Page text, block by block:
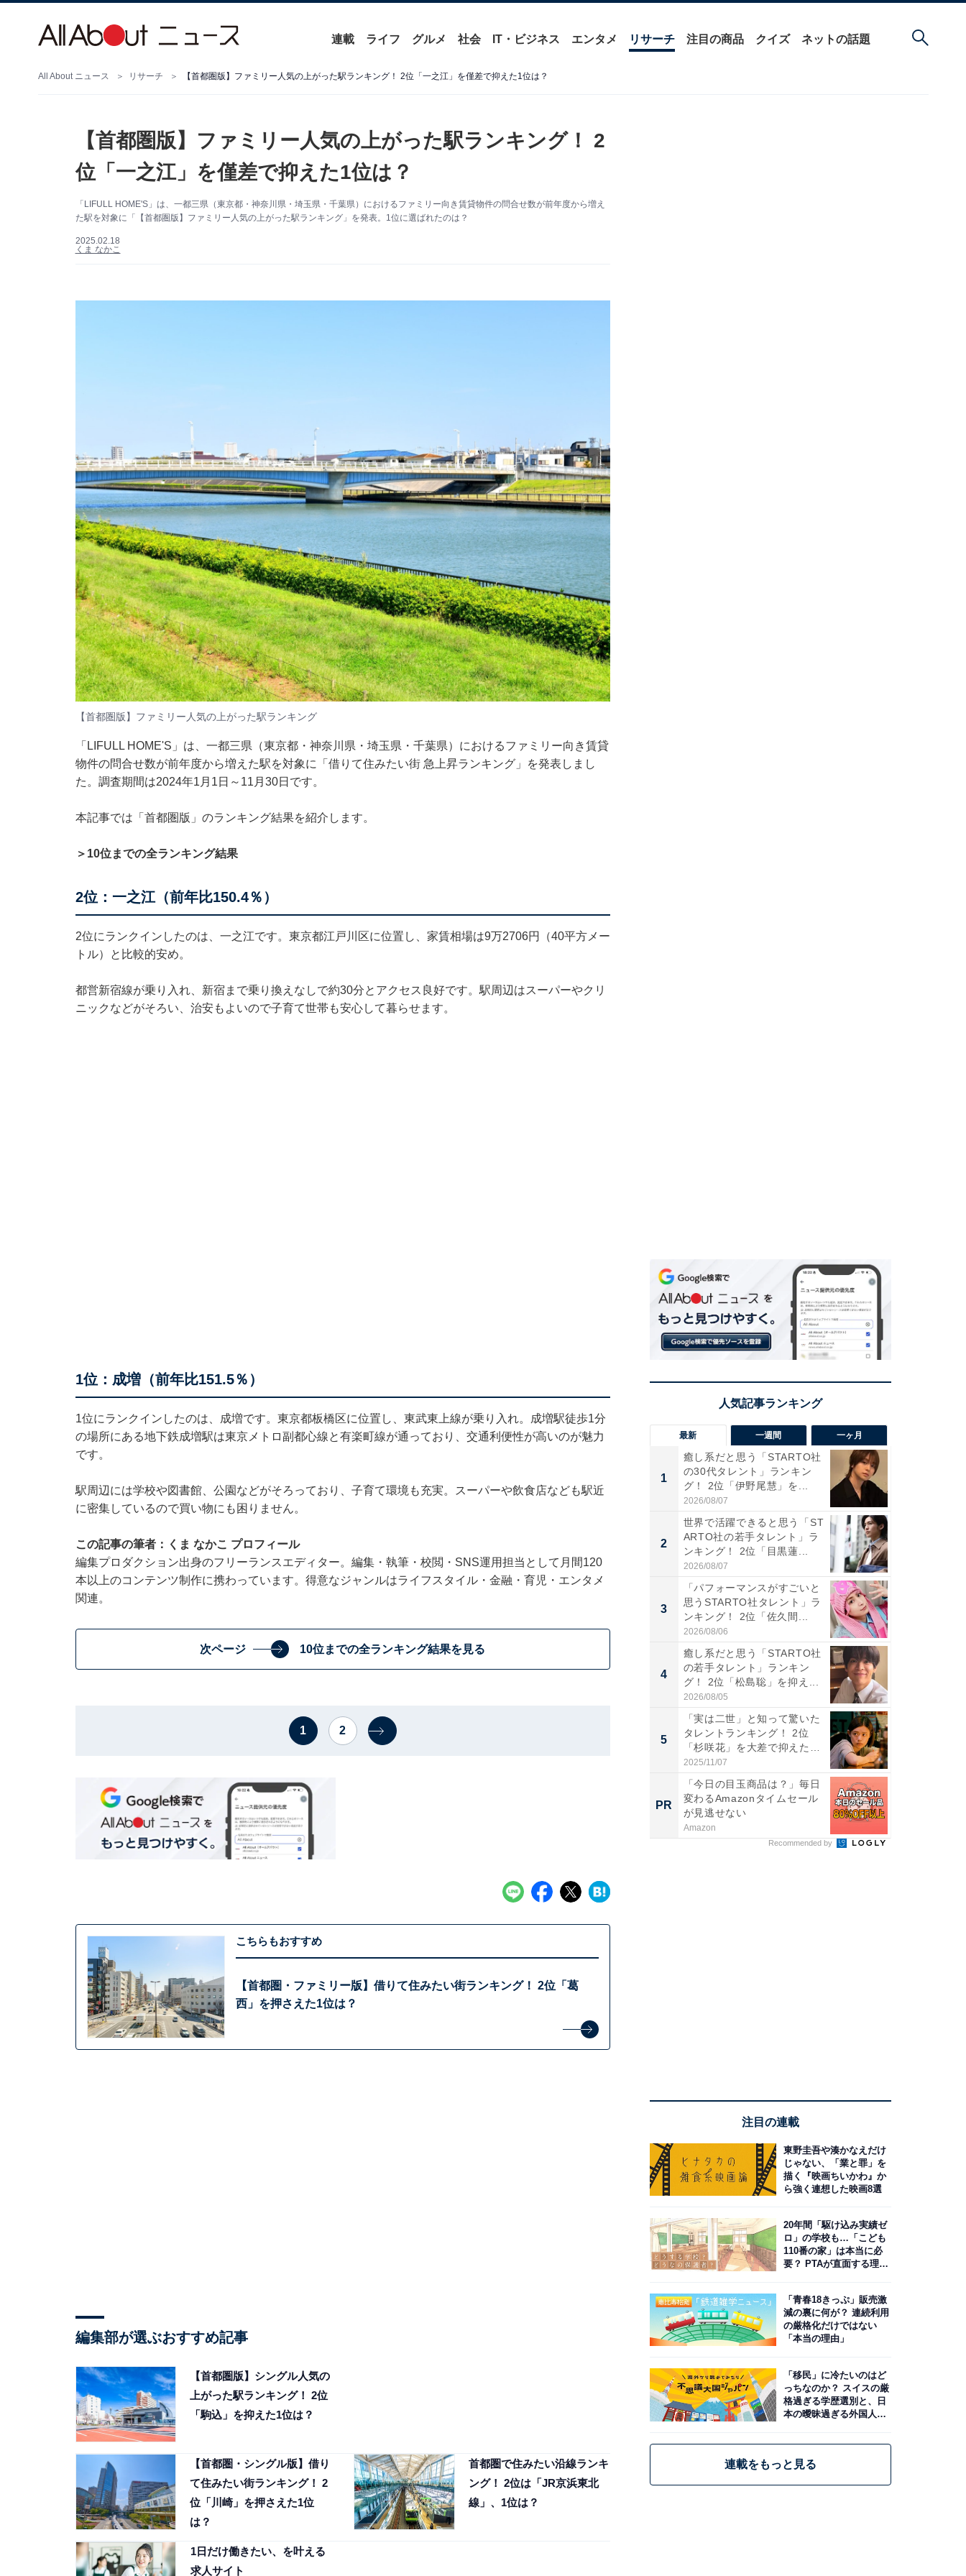
連載 ライフ グルメ 社会 IT・ビジネス エンタメ リサーチ 注目の商品 クイズ ネットの話題
All About ニュース リサーチ 【首都圏版】ファミリー人気の上がった駅ランキング！ 2位「一之江」を僅差で抑えた1位は？
【首都圏版】ファミリー人気の上がった駅ランキング！ 2
位「一之江」を僅差で抑えた1位は？
「LIFULL HOME'S」は、一都三県（東京都・神奈川県・埼玉県・千葉県）におけるファミリー向き賃貸物件の問合せ数が前年度から増え
た駅を対象に「【首都圏版】ファミリー人気の上がった駅ランキング」を発表。1位に選ばれたのは？
2025.02.18
くま なかこ
【首都圏版】ファミリー人気の上がった駅ランキング
「LIFULL HOME'S」は、一都三県（東京都・神奈川県・埼玉県・千葉県）におけるファミリー向き賃貸
物件の問合せ数が前年度から増えた駅を対象に「借りて住みたい街 急上昇ランキング」を発表しまし
た。調査期間は2024年1月1日～11月30日です。
本記事では「首都圏版」のランキング結果を紹介します。
＞10位までの全ランキング結果
2位：一之江（前年比150.4％）
2位にランクインしたのは、一之江です。東京都江戸川区に位置し、家賃相場は9万2706円（40平方メー
トル）と比較的安め。
都営新宿線が乗り入れ、新宿まで乗り換えなしで約30分とアクセス良好です。駅周辺はスーパーやクリ
ニックなどがそろい、治安もよいので子育て世帯も安心して暮らせます。
1位：成増（前年比151.5％）
1位にランクインしたのは、成増です。東京都板橋区に位置し、東武東上線が乗り入れ。成増駅徒歩1分
の場所にある地下鉄成増駅は東京メトロ副都心線と有楽町線が通っており、交通利便性が高いのが魅力
です。
駅周辺には学校や図書館、公園などがそろっており、子育て環境も充実。スーパーや飲食店なども駅近
に密集しているので買い物にも困りません。
この記事の筆者：くま なかこ プロフィール
編集プロダクション出身のフリーランスエディター。編集・執筆・校閲・SNS運用担当として月間120
本以上のコンテンツ制作に携わっています。得意なジャンルはライフスタイル・金融・育児・エンタメ
関連。
次ページ 10位までの全ランキング結果を見る
1 2
こちらもおすすめ
【首都圏・ファミリー版】借りて住みたい街ランキング！ 2位「葛
西」を押さえた1位は？
編集部が選ぶおすすめ記事
【首都圏版】シングル人気の
上がった駅ランキング！ 2位
「駒込」を抑えた1位は？
【首都圏・シングル版】借り
て住みたい街ランキング！ 2
位「川崎」を押さえた1位
は？
首都圏で住みたい沿線ランキ
ング！ 2位は「JR京浜東北
線」、1位は？
1日だけ働きたい、を叶える
求人サイト
最新 一週間 一ヶ月
1
癒し系だと思う「STARTO社
の30代タレント」ランキン
グ！ 2位「伊野尾慧」を...
2026/08/07
2
世界で活躍できると思う「ST
ARTO社の若手タレント」ラ
ンキング！ 2位「目黒蓮...
2026/08/07
3
「パフォーマンスがすごいと
思うSTARTO社タレント」ラ
ンキング！ 2位「佐久間...
2026/08/06
4
癒し系だと思う「STARTO社
の若手タレント」ランキン
グ！ 2位「松島聡」を抑え...
2026/08/05
5
「実は二世」と知って驚いた
タレントランキング！ 2位
「杉咲花」を大差で抑えた1
位...
2025/11/07
PR
「今日の目玉商品は？」毎日
変わるAmazonタイムセール
が見逃せない
Amazon
Recommended by
注目の連載
東野圭吾や湊かなえだけ
じゃない、「業と罪」を
描く『映画ちいかわ』か
ら強く連想した映画8選
20年間「駆け込み実績ゼ
ロ」の学校も…「こども
110番の家」は本当に必
要？ PTAが直面する理想
「青春18きっぷ」販売激
減の裏に何が？ 連続利用
の厳格化だけではない
「本当の理由」
「移民」に冷たいのはど
っちなのか？ スイスの厳
格過ぎる学歴選別と、日
本の曖昧過ぎる外国人政
連載をもっと見る